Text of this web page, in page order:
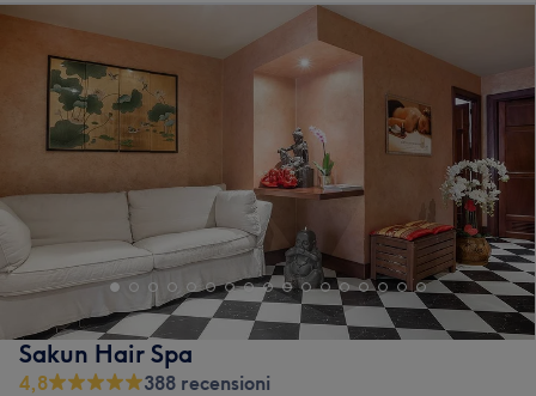
Sakun Hair Spa
4,8
388 recensioni